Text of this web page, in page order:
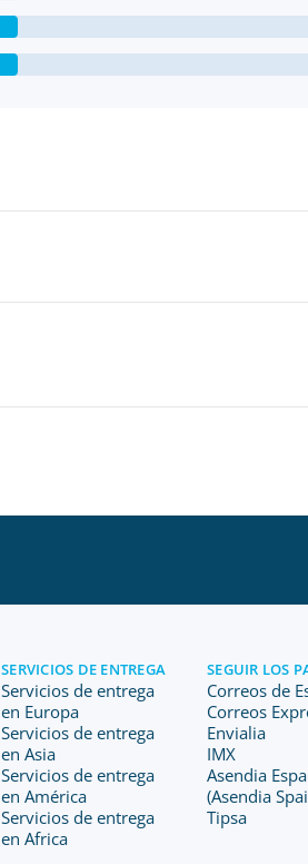
SERVICIOS DE ENTREGA
Servicios de entrega
en Europa
Servicios de entrega
en Asia
Servicios de entrega
en América
Servicios de entrega
en Africa
SEGUIR LOS
Correos de
Correos
Envialia
IMX
Asendia
(Asendia
Tipsa